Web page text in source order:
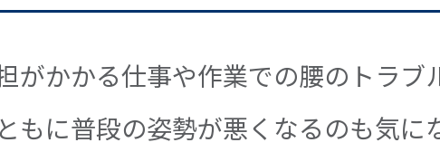
がかかる仕事や作業での腰のトラブ
もに普段の姿勢が悪くなるのも気に